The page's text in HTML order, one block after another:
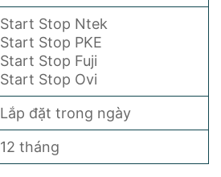
Start Stop Ntek
Start Stop PKE
Start Stop Fuji
Start Stop Ovi
Lắp đặt trong ngày
12 tháng